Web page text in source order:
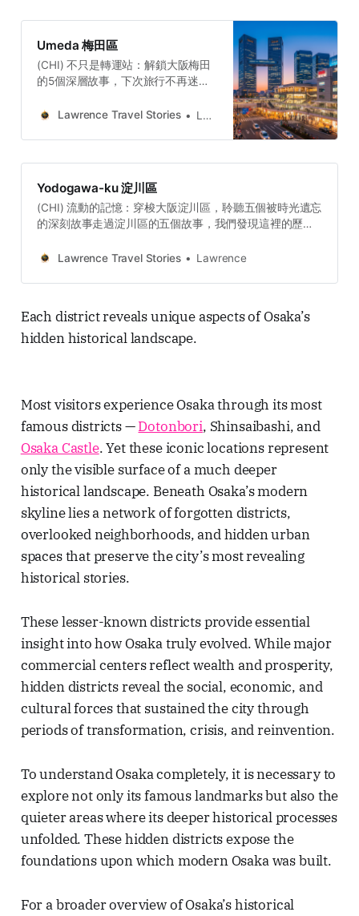
Umeda 梅田區
(CHI) 不只是轉運站：解鎖大阪梅田
的5個深層故事，下次旅行不再迷
紐，更是一個時間與故事層層交疊的
奇蹟，再到戰後崛起的商業雄心，正
了今日梅田的獨特魅力與韌性。下次
當你穿梭於梅田的現代光影中，你會
試著尋找哪一段被遺忘的時光？
StoriesLawrence(ENG) A
history, built on sacred myths,
defined by tragic love stories,
Lawrence Travel Stories Lawrence
Yodogawa-ku 淀川區
(CHI) 流動的記憶：穿梭大阪淀川區，聆聽五個被時光遺忘
的深刻故事走過淀川區的五個故事，我們發現這裡的歷史
化」。昔日的水制工成為今日的生態基石，渡口的蕭條本
定義著庶民文化的活力。淀川區這片土地與人們面對時間
Travel StoriesLawrence(ENG) River’s 5 Hidden Histories
of Osaka’s Yodogawa WardHistory of Yodogawa is often
Lawrence Travel Stories Lawrence
Each district reveals unique aspects of Osaka’s
hidden historical landscape.
Most visitors experience Osaka through its most
famous districts —Dotonbori, Shinsaibashi, and
Osaka Castle. Yet these iconic locations represent
only the visible surface of a much deeper
historical landscape. Beneath Osaka’s modern
skyline lies a network of forgotten districts,
overlooked neighborhoods, and hidden urban
spaces that preserve the city’s most revealing
historical stories.
These lesser-known districts provide essential
insight into how Osaka truly evolved. While major
commercial centers reflect wealth and prosperity,
hidden districts reveal the social, economic, and
cultural forces that sustained the city through
periods of transformation, crisis, and reinvention.
To understand Osaka completely, it is necessary to
explore not only its famous landmarks but also the
quieter areas where its deeper historical processes
unfolded. These hidden districts expose the
foundations upon which modern Osaka was built.
For a broader overview of Osaka’s historical